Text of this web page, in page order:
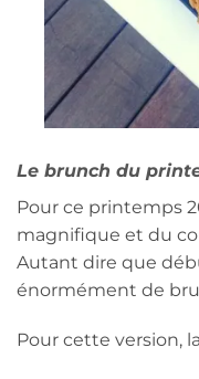
Le brunch du
Pour ce printemps
magnifique et du
Autant dire que
énormément de
Pour cette version,